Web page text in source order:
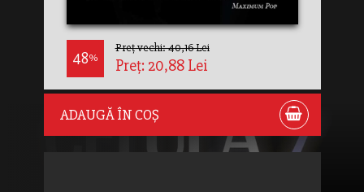
48%
Preț vechi: 40,16 Lei
Preț: 20,88 Lei
ADAUGĂ ÎN COȘ